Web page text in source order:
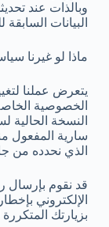
وبالذات عند
البيانات
ماذا لو غيرنا
يتعرض عملنا
الخصوصية
النسخة
سارية المفعول
الذي نحدده من
قد نقوم بإرسال
الإلكتروني
بزيارتك